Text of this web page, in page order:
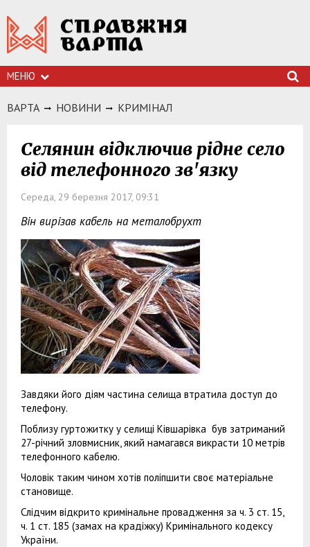
МЕНЮ
ВАРТА НОВИНИ КРИМIНАЛ
Селянин відключив рідне село
від телефонного зв'язку
Середа, 29 березня 2017, 09:31
Він вирізав кабель на металобрухт
Завдяки його діям частина селища втратила доступ до
телефону.
Поблизу гуртожитку у селищі Ківшарівка був затриманий
27-річний зловмисник, який намагався викрасти 10 метрів
телефонного кабелю.
Чоловік таким чином хотів поліпшити своє матеріальне
становище.
Слідчим відкрито кримінальне провадження за ч. 3 ст. 15,
ч. 1 ст. 185 (замах на крадіжку) Кримінального кодексу
України.